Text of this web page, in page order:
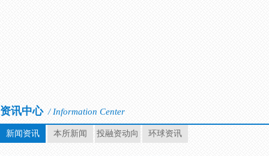
资讯中心 / Information Center
新闻资讯 本所新闻 投融资动向 环球资讯